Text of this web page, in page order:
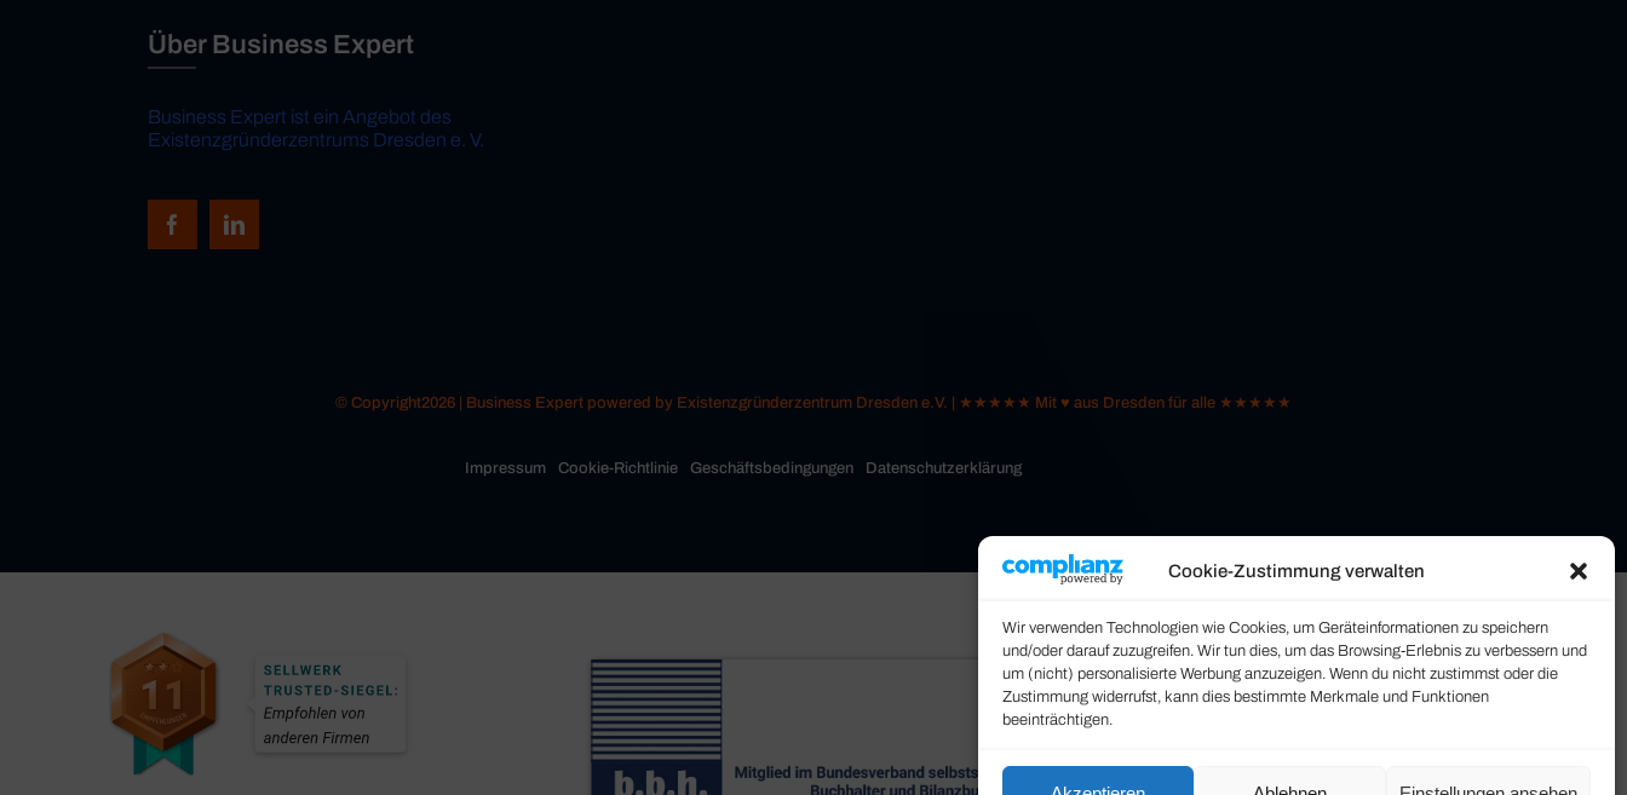
Cookie-Zustimmung verwalten
Wir verwenden Technologien wie Cookies, um Geräteinformationen zu speichern
und/oder darauf zuzugreifen. Wir tun dies, um das Browsing-Erlebnis zu verbessern und
um (nicht) personalisierte Werbung anzuzeigen. Wenn du nicht zustimmst oder die
Zustimmung widerrufst, kann dies bestimmte Merkmale und Funktionen
beeinträchtigen.
Über Business Expert
Business Expert ist ein Angebot des
Existenzgründerzentrums Dresden e. V.
© Copyright2026 | Business Expert powered by Existenzgründerzentrum Dresden e.V. | ★★★★★ Mit ♥ aus Dresden für alle ★★★★★
Impressum Cookie-Richtlinie Geschäftsbedingungen Datenschutzerklärung